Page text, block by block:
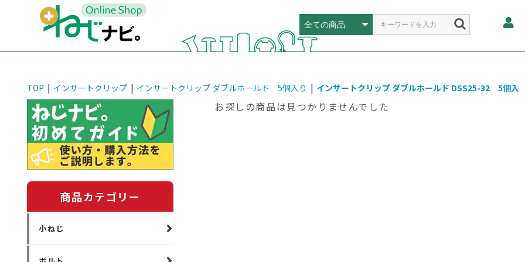
TOP | インサートクリップ | インサートクリップ ダブルホールド 5個入り | インサートクリップ ダブルホールド DSS25-32 5個入
商品カテゴリー
小ねじ
お探しの商品は見つかりませんでした